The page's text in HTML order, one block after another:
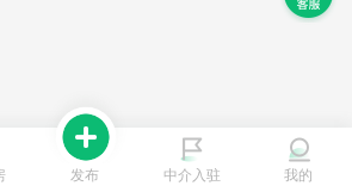
发布 中介入驻 我的